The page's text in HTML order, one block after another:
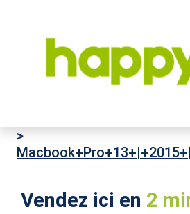
>
Vendez ici en 2